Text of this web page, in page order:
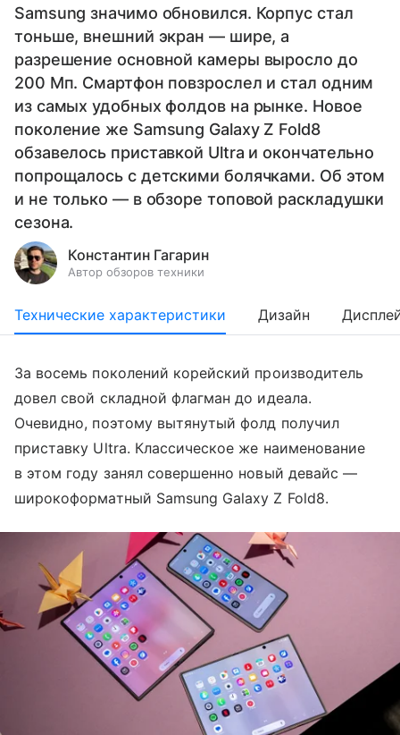
Samsung значимо обновился. Корпус стал
тоньше, внешний экран — шире, а
разрешение основной камеры выросло до
200 Мп. Смартфон повзрослел и стал одним
из самых удобных фолдов на рынке. Новое
поколение же Samsung Galaxy Z Fold8
обзавелось приставкой Ultra и окончательно
попрощалось с детскими болячками. Об этом
и не только — в обзоре топовой раскладушки
сезона.
Константин Гагарин
Автор обзоров техники
Технические характеристики Дизайн
За восемь поколений корейский производитель
довел свой складной флагман до идеала.
Очевидно, поэтому вытянутый фолд получил
приставку Ultra. Классическое же наименование
в этом году занял совершенно новый девайс —
широкоформатный Samsung Galaxy Z Fold8.